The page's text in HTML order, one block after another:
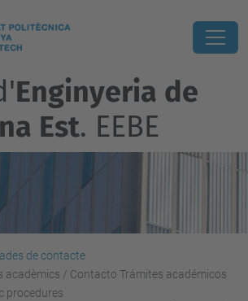
Enginyeria de
Est. EEBE
de contacte
acadèmics / Contacto Trámites académicos
procedures